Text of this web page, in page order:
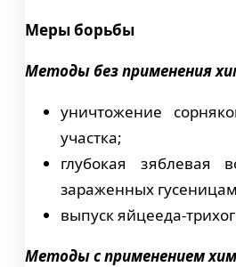
Меры борьбы
Методы без применения
уничтожение
участка;
глубокая зяблевая
зараженных
выпуск яйцееда-
Методы с применением